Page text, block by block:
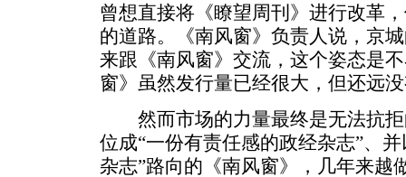
曾想直接将《瞭望周刊》进行改革
的道路。《南风窗》负责人说，京
来跟《南风窗》交流，这个姿态是
窗》虽然发行量已经很大，但还远
然而市场的力量最终是无法抗拒
位成“一份有责任感的政经杂志”、
杂志”路向的《南风窗》，几年来越